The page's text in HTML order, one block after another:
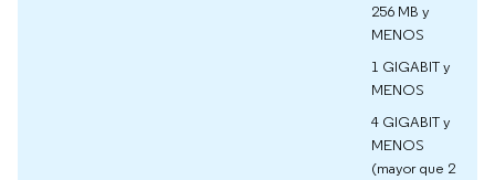
256 MB y
MENOS
1 GIGABIT y
MENOS
4 GIGABIT y
MENOS
(mayor que 2